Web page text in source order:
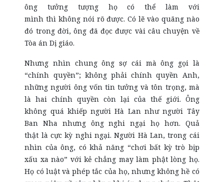
ông tưởng tượng họ có thể làm với
mình thì không nói rõ được. Có lẽ vào quãng nào
đó trong đời, ông đã đọc được vài câu chuyện về
Tòa án Dị giáo.
Nhưng nhìn chung ông sợ cái mà ông gọi là
“chính quyền”; không phải chính quyền Anh,
những người ông vốn tin tưởng và tôn trọng, mà
là hai chính quyền còn lại của thế giới. Ông
không quá khiếp người Hà Lan như người Tây
Ban Nha nhưng ông nghi ngại họ hơn. Quả
thật là cực kỳ nghi ngại. Người Hà Lan, trong cái
nhìn của ông, có khả năng “chơi bất kỳ trò bịp
xấu xa nào” với kẻ chẳng may làm phật lòng họ.
Họ có luật và phép tắc của họ, nhưng không hề có